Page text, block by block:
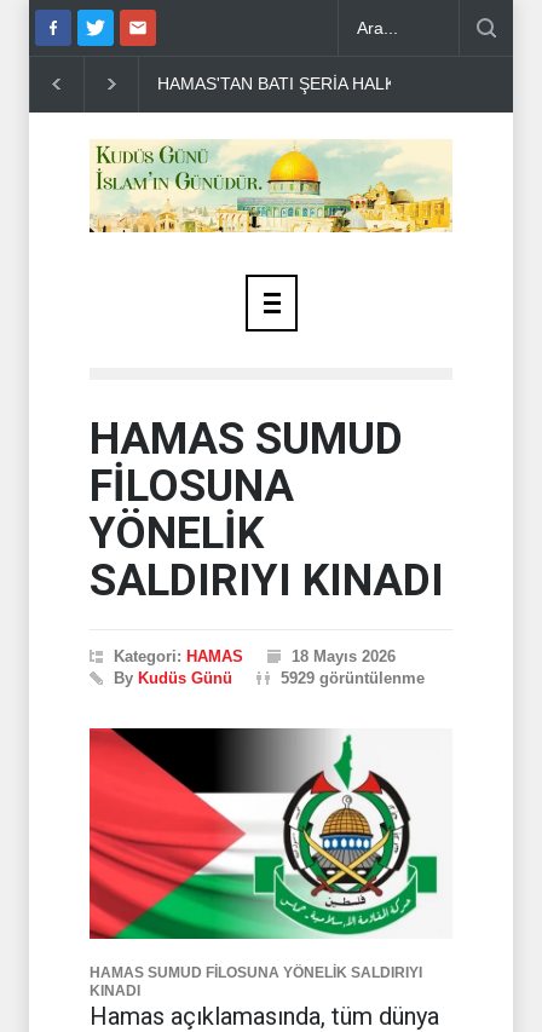
HAMAS'TAN BATI ŞERİA HALKINA ÇAĞRI ..
HAMAS SUMUD
FİLOSUNA
YÖNELİK
SALDIRIYI KINADI
Kategori: HAMAS
18 Mayıs 2026
By Kudüs Günü 5929 görüntülenme
HAMAS SUMUD FİLOSUNA YÖNELİK SALDIRIYI
KINADI
Hamas açıklamasında, tüm dünya